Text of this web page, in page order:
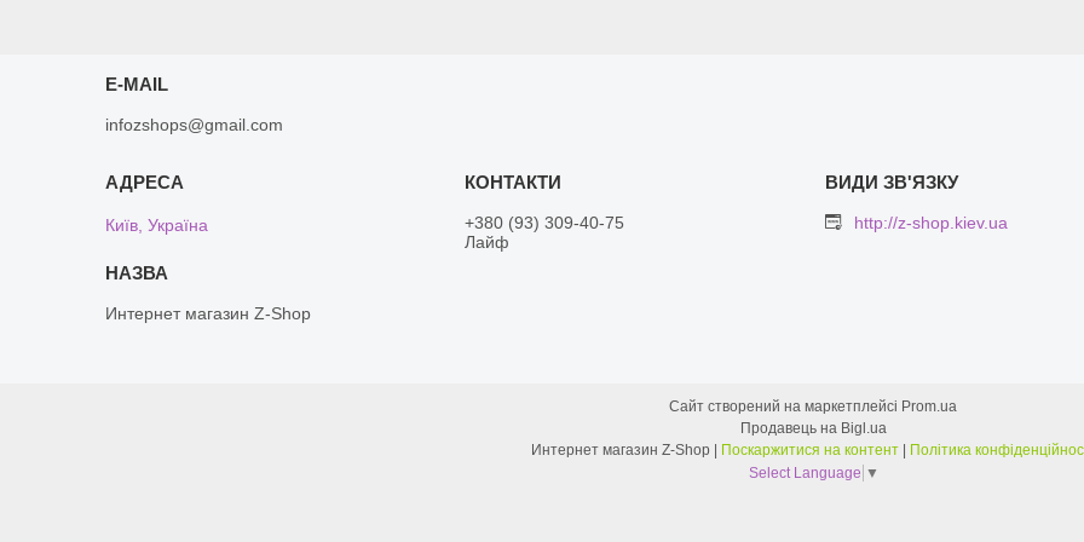
E-MAIL
infozshops@gmail.com
Київ, Україна
Интернет магазин Z-Shop
+380 (93) 309-40-75
Лайф
http://z-shop.kiev.ua
Сайт створений на маркетплейсі Prom.ua
Продавець на Bigl.ua
Поскаржитися на контент
Політика
Select Language ▼